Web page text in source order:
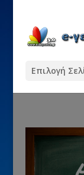
Επιλογή